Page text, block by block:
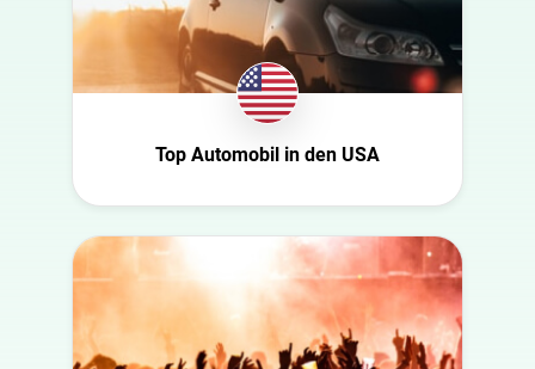
Bulgaria
Croatia
Schweiz
Republik
Entertainment
Ernährung
Familie
Gesundheit
Infrastruktur
Interieur
Top Automobil in den USA